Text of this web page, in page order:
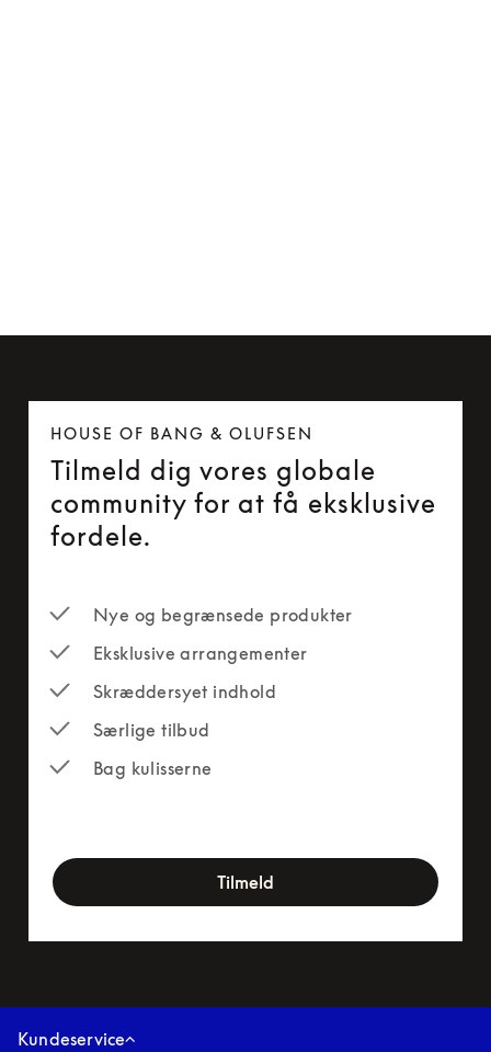
HOUSE OF BANG & OLUFSEN
Tilmeld dig vores globale
community for at få eksklusive
fordele.
Nye og begrænsede produkter
Eksklusive arrangementer
Skræddersyet indhold
Særlige tilbud
Bag kulisserne
Tilmeld
Kundeservice